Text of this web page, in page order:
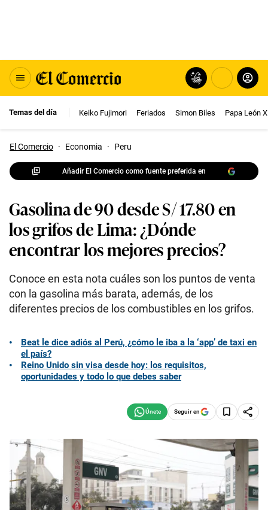
Temas del día Keiko Fujimori Feriados Simon Biles Papa León
El Comercio · Economia · Peru
Añadir El Comercio como fuente preferida en
Gasolina de 90 desde S/ 17.80 en
los grifos de Lima: ¿Dónde
encontrar los mejores precios?
Conoce en esta nota cuáles son los puntos de venta
con la gasolina más barata, además, de los
diferentes precios de los combustibles en los grifos.
Beat le dice adiós al Perú, ¿cómo le iba a la ‘app’ de taxi en
el país?
Reino Unido sin visa desde hoy: los requisitos,
oportunidades y todo lo que debes saber
Seguir en